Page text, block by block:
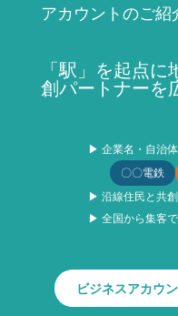
アカウントのご紹
「駅」を起点
創パートナーを
▶ 企業名・自治
〇〇電鉄
▶ 沿線住民と共
▶ 全国から集客
ビジネスアカウ